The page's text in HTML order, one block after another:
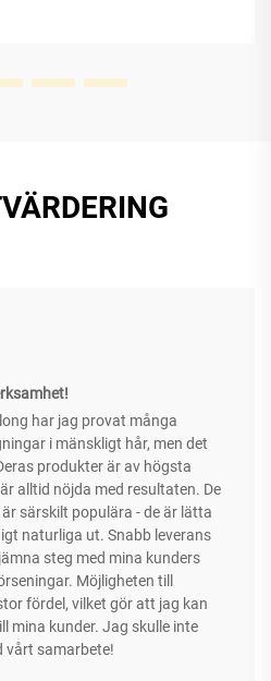
har jag provat många
i mänskligt hår, men det
produkter är av högsta
alltid nöjda med resultaten. De
särskilt populära - de är lätta
naturliga ut. Snabb leverans
steg med mina kunders
Möjligheten till
fördel, vilket gör att jag kan
mina kunder. Jag skulle inte
vårt samarbete!